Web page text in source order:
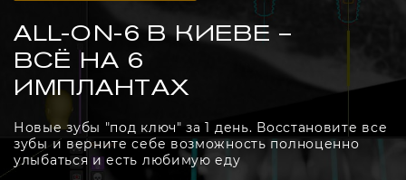
ALL-ON-6 В КИЕВЕ –
ВСЁ НА 6
ИМПЛАНТАХ
Новые зубы "под ключ" за 1 день. Восстановите все
зубы и верните себе возможность полноценно
улыбаться и есть любимую еду